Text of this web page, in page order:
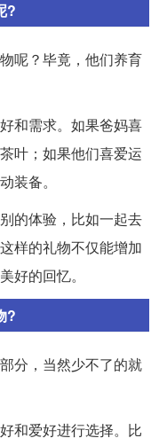
?
呢？毕竟，他们养育
和需求。如果爸妈喜
叶；如果他们喜爱运
装备。
的体验，比如一起去
样的礼物不仅能增加
好的回忆。
?
分，当然少不了的就
和爱好进行选择。比